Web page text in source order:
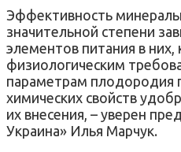
Эффективность
значительной степени
элементов питания в
физиологическим
параметрам плодородия
химических свойств
их внесения, – уверен
Украина» Илья Марчук.